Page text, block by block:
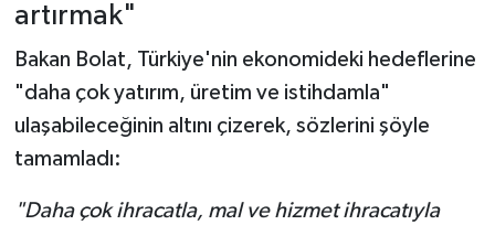
artırmak"
Bakan Bolat, Türkiye'nin ekonomideki hedeflerine
"daha çok yatırım, üretim ve istihdamla"
ulaşabileceğinin altını çizerek, sözlerini şöyle
tamamladı:
"Daha çok ihracatla, mal ve hizmet ihracatıyla